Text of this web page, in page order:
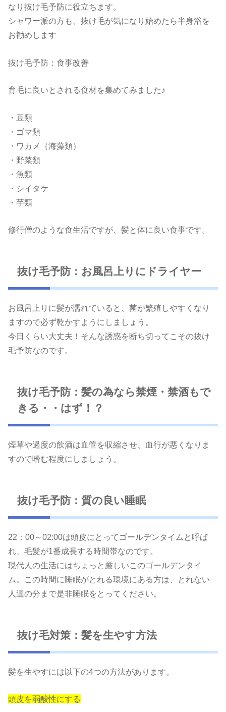
なり抜け毛予防に役立ちます。
シャワー派の方も、抜け毛が気になり始めたら半身浴を
お勧めします
抜け毛予防：食事改善
育毛に良いとされる食材を集めてみました♪
・豆類
・ゴマ類
・ワカメ（海藻類）
・野菜類
・魚類
・シイタケ
・芋類
修行僧のような食生活ですが、髪と体に良い食事です。
抜け毛予防：お風呂上りにドライヤー
お風呂上りに髪が濡れていると、菌が繁殖しやすくなり
ますので必ず乾かすようにしましょう。
今日くらい大丈夫！そんな誘惑を断ち切ってこその抜け
毛予防なのです。
抜け毛予防：髪の為なら禁煙・禁酒もで
きる・・はず！？
煙草や過度の飲酒は血管を収縮させ、血行が悪くなりま
すので嗜む程度にしましょう。
抜け毛予防：質の良い睡眠
22：00～02:00は頭皮にとってゴールデンタイムと呼ば
れ、毛髪が1番成長する時間帯なのです。
現代人の生活にはちょっと厳しいこのゴールデンタイ
ム。この時間に睡眠がとれる環境にある方は、とれない
人達の分まで是非睡眠をとってください。
抜け毛対策：髪を生やす方法
髪を生やすには以下の4つの方法があります。
頭皮を弱酸性にする